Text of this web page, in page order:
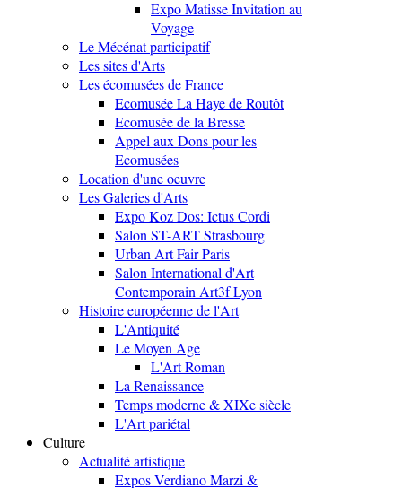
Expo Matisse Invitation au
Voyage
Le Mécénat participatif
Les sites d'Arts
Les écomusées de France
Ecomusée La Haye de Routôt
Ecomusée de la Bresse
Appel aux Dons pour les
Ecomusées
Location d'une oeuvre
Les Galeries d'Arts
Expo Koz Dos: Ictus Cordi
Salon ST-ART Strasbourg
Urban Art Fair Paris
Salon International d'Art
Contemporain Art3f Lyon
Histoire européenne de l'Art
L'Antiquité
Le Moyen Age
L'Art Roman
La Renaissance
Temps moderne & XIXe siècle
L'Art pariétal
Culture
Actualité artistique
Expos Verdiano Marzi &